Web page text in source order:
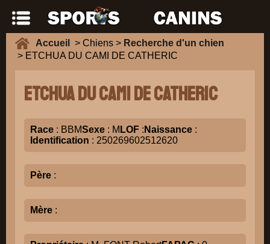
Accueil > Chiens > Recherche d'un chien
> ETCHUA DU CAMI DE CATHERIC
ETCHUA DU CAMI DE CATHERIC
Race : BBMSexe : M LOF : Naissance :
Identification : 250269602512620
Père :
Mère :